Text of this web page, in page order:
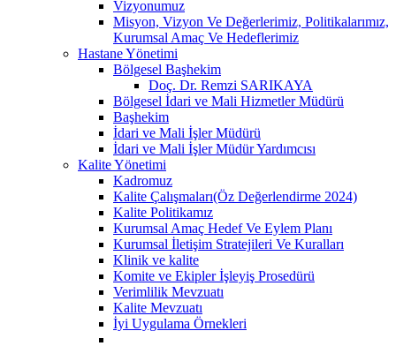
Vizyonumuz
Misyon, Vizyon Ve Değerlerimiz, Politikalarımız,
Kurumsal Amaç Ve Hedeflerimiz
Hastane Yönetimi
Bölgesel Başhekim
Doç. Dr. Remzi SARIKAYA
Bölgesel İdari ve Mali Hizmetler Müdürü
Başhekim
İdari ve Mali İşler Müdürü
İdari ve Mali İşler Müdür Yardımcısı
Kalite Yönetimi
Kadromuz
Kalite Çalışmaları(Öz Değerlendirme 2024)
Kalite Politikamız
Kurumsal Amaç Hedef Ve Eylem Planı
Kurumsal İletişim Stratejileri Ve Kuralları
Klinik ve kalite
Komite ve Ekipler İşleyiş Prosedürü
Verimlilik Mevzuatı
Kalite Mevzuatı
İyi Uygulama Örnekleri